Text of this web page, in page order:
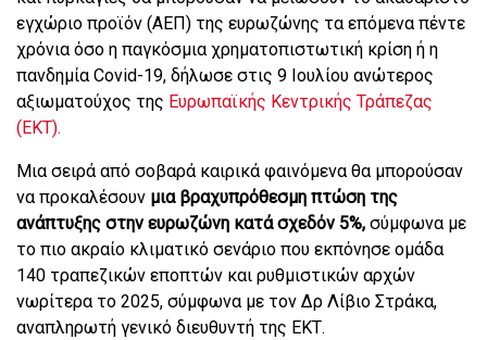
εγχώριο προϊόν (ΑΕΠ) της ευρωζώνης τα επόμενα πέντε
χρόνια όσο η παγκόσμια χρηματοπιστωτική κρίση ή η
πανδημία Covid-19, δήλωσε στις 9 Ιουλίου ανώτερος
αξιωματούχος της Ευρωπαϊκής Κεντρικής Τράπεζας
(ΕΚΤ).
Μια σειρά από σοβαρά καιρικά φαινόμενα θα μπορούσαν
να προκαλέσουν μια βραχυπρόθεσμη πτώση της
ανάπτυξης στην ευρωζώνη κατά σχεδόν 5%, σύμφωνα με
το πιο ακραίο κλιματικό σενάριο που εκπόνησε ομάδα
140 τραπεζικών εποπτών και ρυθμιστικών αρχών
νωρίτερα το 2025, σύμφωνα με τον Δρ Λίβιο Στράκα,
αναπληρωτή γενικό διευθυντή της ΕΚΤ.